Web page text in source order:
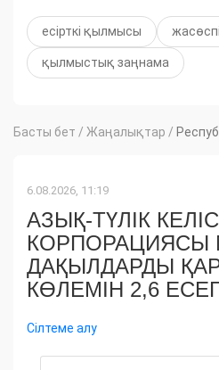
есірткі қылмысы
қылмыстық заңнама
Басты бет / Жаңалықтар /
6.08.2026, 11:19
АЗЫҚ-ТҮЛІК
КОРПОРАЦИЯСЫ
ДАҚЫЛДАРДЫ
КӨЛЕМІН 2,6
Сілтеме алу